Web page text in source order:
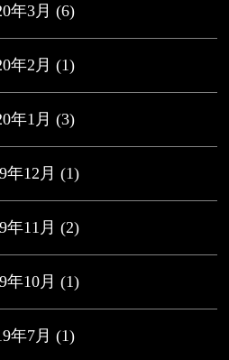
年3月 (6)
年2月 (1)
年1月 (3)
年12月 (1)
年11月 (2)
年10月 (1)
年7月 (1)